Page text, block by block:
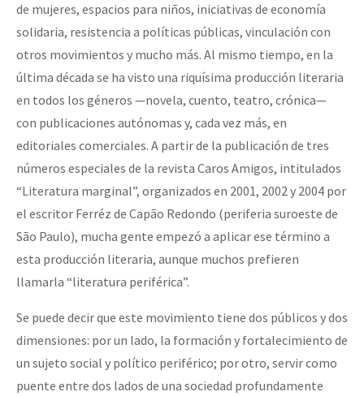
de mujeres, espacios para niños, iniciativas de economía
solidaria, resistencia a políticas públicas, vinculación con
otros movimientos y mucho más. Al mismo tiempo, en la
última década se ha visto una riquísima producción literaria
en todos los géneros —novela, cuento, teatro, crónica—
con publicaciones autónomas y, cada vez más, en
editoriales comerciales. A partir de la publicación de tres
números especiales de la revista Caros Amigos, intitulados
“Literatura marginal”, organizados en 2001, 2002 y 2004 por
el escritor Ferréz de Capão Redondo (periferia suroeste de
São Paulo), mucha gente empezó a aplicar ese término a
esta producción literaria, aunque muchos prefieren
llamarla “literatura periférica”.
Se puede decir que este movimiento tiene dos públicos y dos
dimensiones: por un lado, la formación y fortalecimiento de
un sujeto social y político periférico; por otro, servir como
puente entre dos lados de una sociedad profundamente